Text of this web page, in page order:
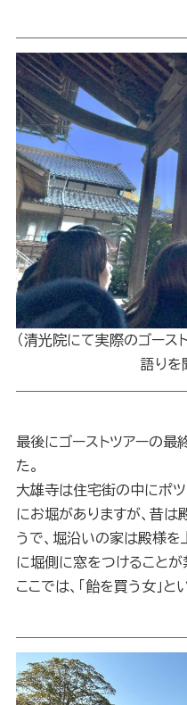
（清光院にて実際のゴース
語りを
最後にゴーストツアーの最
た。
大雄寺は住宅街の中にポツ
にお堀がありますが、昔は
うで、堀沿いの家は殿様を
に堀側に窓をつけることが
ここでは、「飴を買う女」と